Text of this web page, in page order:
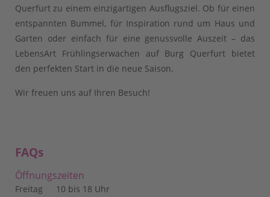
Querfurt zu einem einzigartigen Ausflugsziel. Ob für einen
entspannten Bummel, für Inspiration rund um Haus und
Garten oder einfach für eine genussvolle Auszeit – das
LebensArt Frühlingserwachen auf Burg Querfurt bietet
den perfekten Start in die neue Saison.
Wir freuen uns auf Ihren Besuch!
FAQs
Öffnungszeiten
Freitag
10 bis 18 Uhr